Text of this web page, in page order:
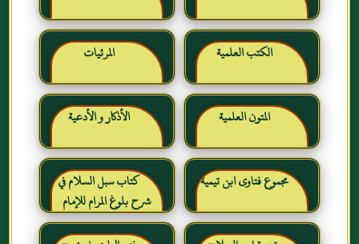
الكتب العلمية المرئيات
المتون العلمية الأذكار و الأدعية
مجموع فتاوى ابن تيمية
كتاب سبل السلام في
شرح بلوغ المرام للإمام
الصنعاني رحمه الله